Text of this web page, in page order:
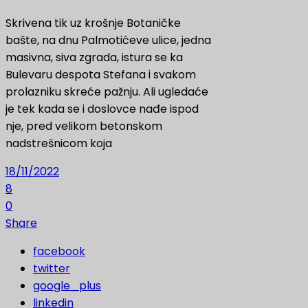
Skrivena tik uz krošnje Botaničke
bašte, na dnu Palmotićeve ulice, jedna
masivna, siva zgrada, istura se ka
Bulevaru despota Stefana i svakom
prolazniku skreće pažnju. Ali ugledaće
je tek kada se i doslovce nađe ispod
nje, pred velikom betonskom
nadstrešnicom koja
18/11/2022
8
0
Share
facebook
twitter
google_plus
linkedin